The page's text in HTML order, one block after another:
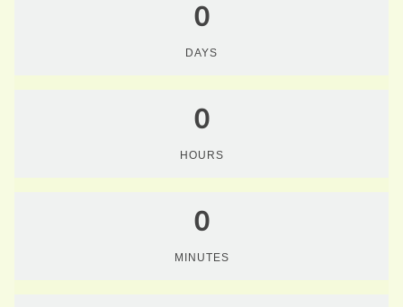
0
DAYS
0
HOURS
0
MINUTES